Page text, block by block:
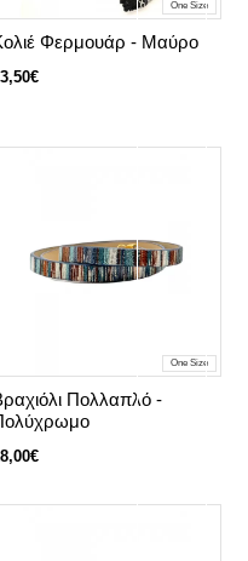
One Size
Φερμουάρ - Μαύρο
One Size
Πολλαπλό -